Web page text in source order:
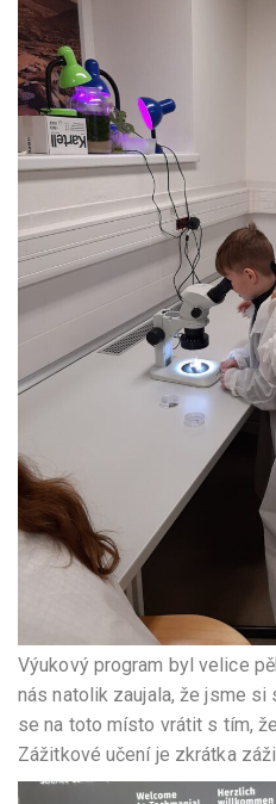
Výukový program byl velice
nás natolik zaujala, že jsme
se na toto místo vrátit s tím,
Zážitkové učení je zkrátka